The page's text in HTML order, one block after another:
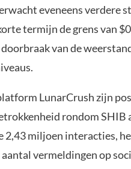
eveneens verdere
termijn de grens van
van de
LunarCrush zijn
rondom SHIB
miljoen interacties,
vermeldingen op